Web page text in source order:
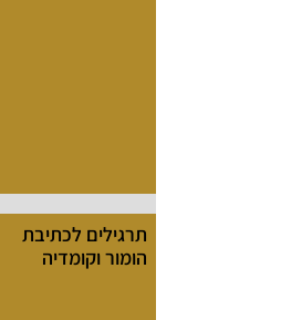
תרגילים לכתיבת
הומור וקומדיה